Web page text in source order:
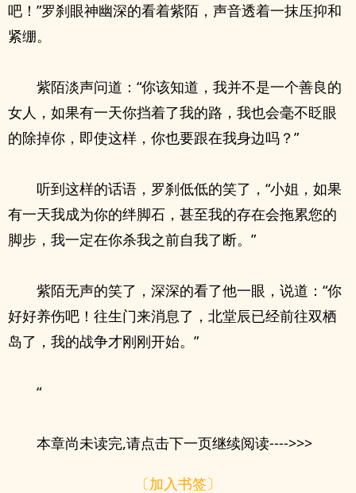
吧！”罗刹眼神幽深的看着紫陌，声音透着一抹压抑和
紧绷。
紫陌淡声问道：“你该知道，我并不是一个善良的
女人，如果有一天你挡着了我的路，我也会毫不眨眼
的除掉你，即使这样，你也要跟在我身边吗？”
听到这样的话语，罗刹低低的笑了，“小姐，如果
有一天我成为你的绊脚石，甚至我的存在会拖累您的
脚步，我一定在你杀我之前自我了断。”
紫陌无声的笑了，深深的看了他一眼，说道：“你
好好养伤吧！往生门来消息了，北堂辰已经前往双栖
岛了，我的战争才刚刚开始。”
“
本章尚未读完,请点击下一页继续阅读---->>>
〔加入书签〕